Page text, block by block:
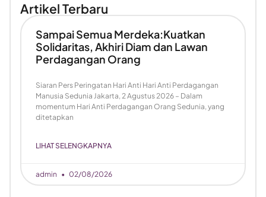
Artikel Terbaru
Sampai Semua Merdeka:Kuatkan
Solidaritas, Akhiri Diam dan Lawan
Perdagangan Orang
Siaran Pers Peringatan Hari Anti Hari Anti Perdagangan
Manusia Sedunia Jakarta, 2 Agustus 2026 – Dalam
momentum Hari Anti Perdagangan Orang Sedunia, yang
ditetapkan
LIHAT SELENGKAPNYA
admin 02/08/2026